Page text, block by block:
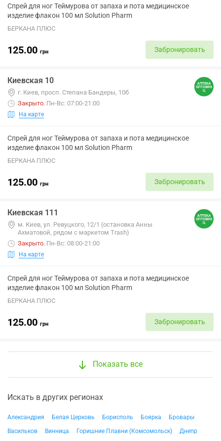
Спрей для ног Теймурова от запаха и пота медицинское
изделие флакон 100 мл Solution Pharm
БЕРКАНА ПЛЮС
125.00 грн Забронировать
Киевская 10
г. Киев, просп. Степана Бандеры, 10б
Закрыто. Пн-Вс: 07:00-21:00
На карте
Спрей для ног Теймурова от запаха и пота медицинское
изделие флакон 100 мл Solution Pharm
БЕРКАНА ПЛЮС
125.00 грн Забронировать
Киевская 111
м. Киев, ул. Ревуцкого, 12/1 (остановка Анны
Ахматовой, рядом с маркетом Trash)
Закрыто. Пн-Вс: 08:00-21:00
На карте
Спрей для ног Теймурова от запаха и пота медицинское
изделие флакон 100 мл Solution Pharm
БЕРКАНА ПЛЮС
125.00 грн Забронировать
Показать все
Искать в других регионах
Александрия Белая Церковь Борисполь Боярка
Бровары
Васильков
Винница Горишние Плавни (Комсомольск)
Днепр